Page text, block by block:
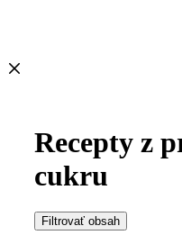
Recepty z
cukru
Filtrovať obsah